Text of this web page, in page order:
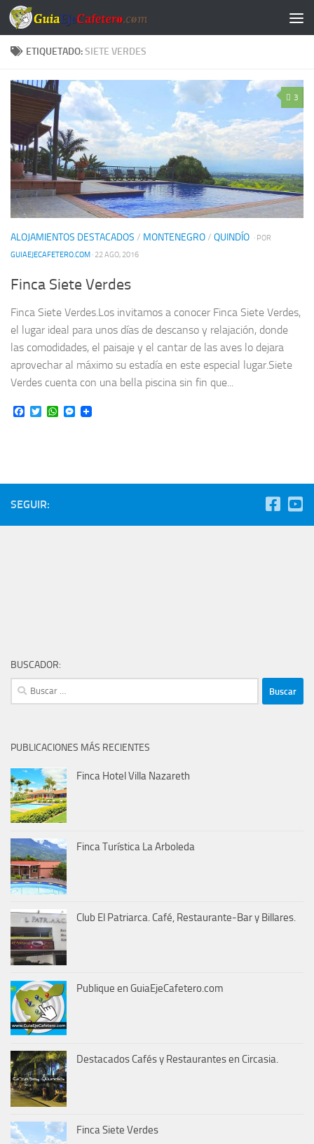
Saltar al contenido
ETIQUETADO:SIETE VERDES
3
ALOJAMIENTOS DESTACADOS / MONTENEGRO/ QUINDÍO · POR
GUIAEJECAFETERO.COM · 22 AGO, 2016
Finca Siete Verdes
Finca Siete Verdes.Los invitamos a conocer Finca Siete Verdes,
el lugar ideal para unos días de descanso y relajación, donde
las comodidades, el paisaje y el cantar de las aves lo dejara
aprovechar al máximo su estadía en este especial lugar.Siete
Verdes cuenta con una bella piscina sin fin que...
Facebook
TwitterWhatsApp
Messenger
SEGUIR:
BUSCADOR:
Buscar:
PUBLICACIONES MÁS RECIENTES
Finca Hotel Villa Nazareth
Finca Turística La Arboleda
Club El Patriarca. Café, Restaurante-Bar y Billares.
Publique en GuiaEjeCafetero.com
Destacados Cafés y Restaurantes en Circasia.
Finca Siete Verdes